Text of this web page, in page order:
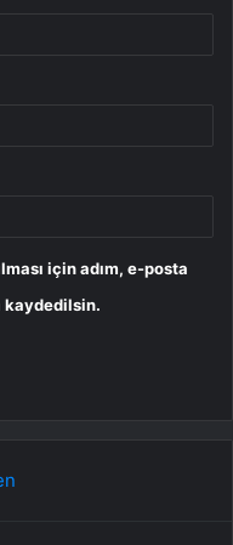
için adım, e-posta
kaydedilsin.